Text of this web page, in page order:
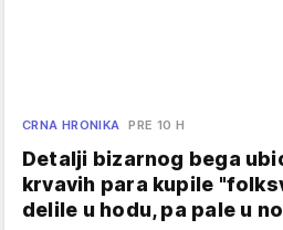
CRNA HRONIKA PRE 10 H
Detalji bizarnog bega
krvavih para kupile
delile u hodu, pa pale u